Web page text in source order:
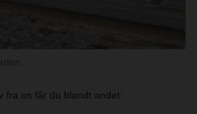
fra os får du blandt andet: